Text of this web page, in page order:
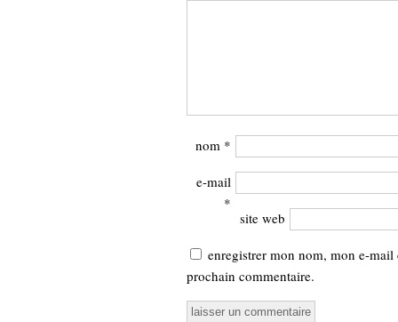
nom *
e-mail
*
site web
enregistrer mon nom, mon e-
prochain commentaire.